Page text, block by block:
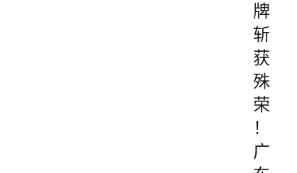
牌
斩
获
殊
荣
！
广